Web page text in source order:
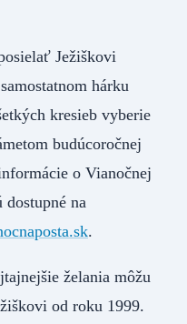
Ježiškovi
hárku
kresieb vyberie
budúcoročnej
o Vianočnej
dostupné na
.
želania môžu
od roku 1999.